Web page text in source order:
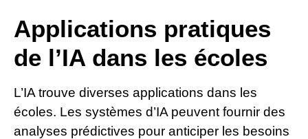
Applications pratiques
de l’IA dans les écoles
L’IA trouve diverses applications dans les
écoles. Les systèmes d’IA peuvent fournir des
analyses prédictives pour anticiper les besoins